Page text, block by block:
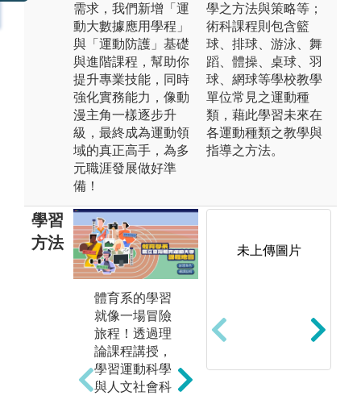
需求，我們新增「運
動大數據應用學程」
與「運動防護」基礎
與進階課程，幫助你
提升專業技能，同時
強化實務能力，像動
漫主角一樣逐步升
級，最終成為運動領
域的真正高手，為多
元職涯發展做好準
備！
學之方法與策略等；
術科課程則包含籃
球、排球、游泳、舞
蹈、體操、桌球、羽
球、網球等學校教學
單位常見之運動種
類，藉此學習未來在
各運動種類之教學與
指導之方法。
學習
方法
體育系的學習
就像一場冒險
旅程！透過理
論課程講授，
學習運動科學
與人文社會科
未上傳圖片